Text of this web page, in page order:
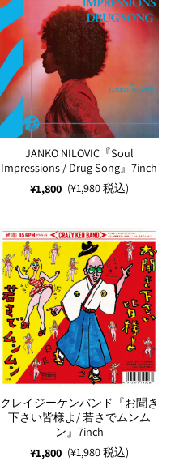
JANKO NILOVIC『Soul
Impressions / Drug Song』7inch
¥1,800 (¥1,980 税込)
クレイジーケンバンド『お聞き
下さい皆様よ/ 若さでムンム
ン』7inch
¥1,800 (¥1,980 税込)